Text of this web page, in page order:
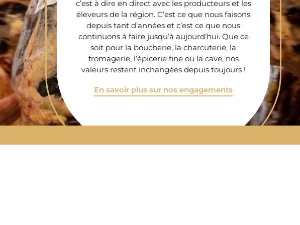
c’est à dire en direct avec les producteurs et les
éleveurs de la région. C’est ce que nous faisons
depuis tant d’années et c’est ce que nous
continuons à faire jusqu’à aujourd’hui. Que ce
soit pour la boucherie, la charcuterie, la
fromagerie, l’épicerie fine ou la cave, nos
valeurs restent inchangées depuis toujours !
En savoir plus sur nos engagements